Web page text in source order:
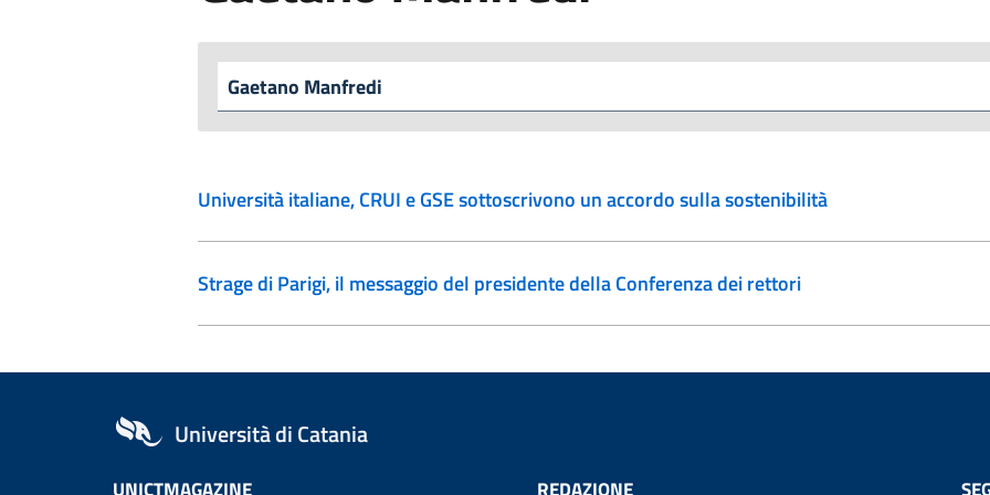
Università italiane, CRUI e GSE sottoscrivono un accordo sulla sostenibilità
Strage di Parigi, il messaggio del presidente della Conferenza dei rettori
Università di Catania